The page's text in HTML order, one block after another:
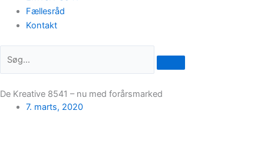
Fællesråd
Kontakt
De Kreative 8541 – nu med forårsmarked
7. marts, 2020